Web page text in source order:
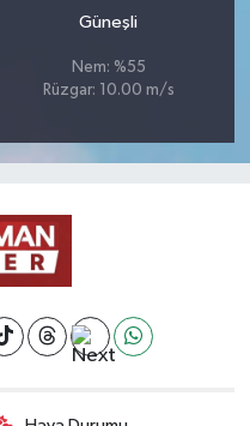
Güneşli
Nem: %55
Rüzgar: 10.00 m/s